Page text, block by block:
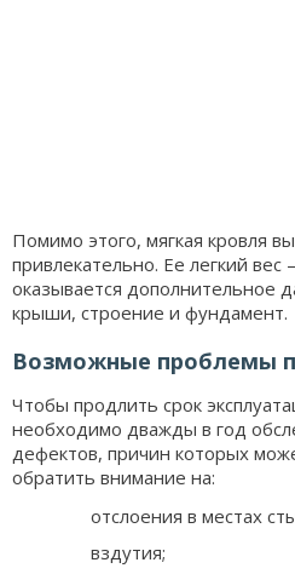
Помимо этого, мягкая кровля
привлекательно. Ее легкий
оказывается дополнительное
крыши, строение и фундамент.
Возможные проблемы
Чтобы продлить срок
необходимо дважды в год
дефектов, причин которых
обратить внимание на:
отслоения в местах
вздутия;